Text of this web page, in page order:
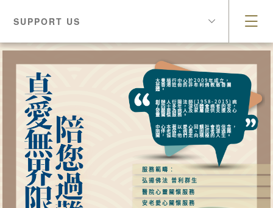
SUPPORT US
大覺福行中心於2009年成立，
是香港註冊的非牟利佛教慈善團
體。
創辦人衍陽法師(1958-2015)病
了四十多年，深切體會病者的苦，
發願要為病人及家屬提供支援及心
靈關懷服務。
中心本著以愛心回饋社會的信念，
陪伴老弱、病患、困厄者渡過難
關，協助他們走向積極的人生。
服務範疇︰
弘揚佛法 普利群生
醫院心靈關懷服務
安老愛心關懷服務